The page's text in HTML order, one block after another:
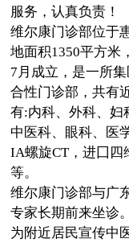
服务，认真负责！
维尔康门诊部位于
地面积1350平方米
7月成立，是一所
合性门诊部，共有
有:内科、外科、妇
中医科、眼科、医
IA螺旋CT，进囗四
等。
维尔康门诊部与广
专家长期前来坐诊。
为附近居民宣传中